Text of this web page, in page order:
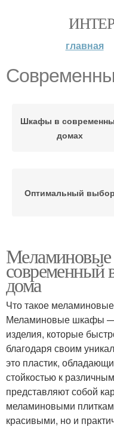
главная
Шкафы в
домах
Оптимальный выбор
современный
дома
Что такое
Меламиновые шкафы
изделия, которые
благодаря своим
это пластик,
стойкостью к
представляют собой
меламиновыми
красивыми, но и